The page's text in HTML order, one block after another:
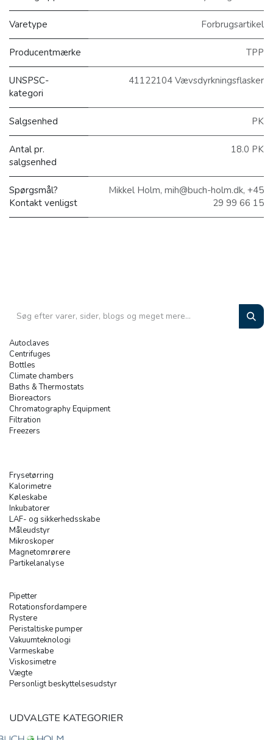
Varetype Forbrugsartikel
Producentmærke TPP
UNSPSC-
kategori
41122104 Vævsdyrkningsflasker
Salgsenhed PK
Antal pr.
salgsenhed
18.0 PK
Spørgsmål?
Kontakt venligst
Mikkel Holm, mih@buch-holm.dk, +45
29 99 66 15
Autoclaves
Centrifuges
Bottles
Climate chambers
Baths & Thermostats
Bioreactors
Chromatography Equipment
Filtration
Freezers
Frysetørring
Kalorimetre
Køleskabe
Inkubatorer
LAF- og sikkerhedsskabe
Måleudstyr
Mikroskoper
Magnetomrørere
Partikelanalyse
Pipetter
Rotationsfordampere
Rystere
Peristaltiske pumper
Vakuumteknologi
Varmeskabe
Viskosimetre
Vægte
Personligt beskyttelsesudstyr
UDVALGTE KATEGORIER